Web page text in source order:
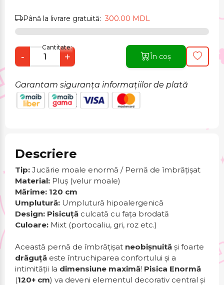
Până la livrare gratuită:300.00 MDL
Cantitate:
- + În coș
Garantam siguranța informațiilor de plată
Descriere
Tip: Jucărie moale enormă / Pernă de îmbrățișat
Material: Pluș (velur moale)
Mărime: 120 cm
Umplutură: Umplutură hipoalergenică
Design: Pisicuță culcată cu fața brodată
Culoare: Mixt (portocaliu, gri, roz etc.)
Această pernă de îmbrățișat neobișnuită și foarte
drăguță este întruchiparea confortului și a
intimității la dimensiune maximă! Pisica Enormă
(120+ cm) va deveni elementul decorativ central și